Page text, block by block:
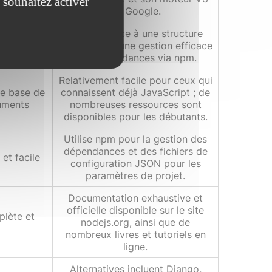
de Google.
mises
Élevée, grâce à une structure
modulaire et une gestion efficace
des dépendances via npm.
base de
Relativement facile pour ceux qui
connaissent déjà JavaScript ; de
nombreuses ressources sont
disponibles pour les débutants.
et facile
Utilise npm pour la gestion des
dépendances et des fichiers de
configuration JSON pour les
paramètres de projet.
et
Documentation exhaustive et
officielle disponible sur le site
nodejs.org, ainsi que de
nombreux livres et tutoriels en
ligne.
Alternatives incluent Django,